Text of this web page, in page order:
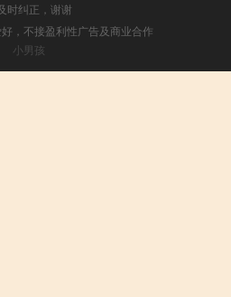
时纠正，谢谢
，不接盈利性广告及商业合作
小男孩